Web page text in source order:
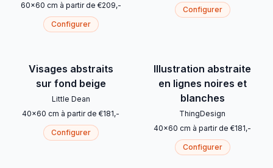
60x60 cm à partir de €209,-
Configurer
Configurer
Visages abstraits
sur fond beige
Little Dean
40x60 cm à partir de €181,-
Configurer
Illustration abstraite
en lignes noires et
blanches
ThingDesign
40x60 cm à partir de €181,-
Configurer